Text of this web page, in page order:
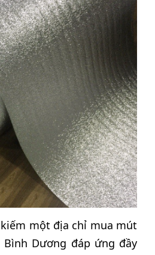
một địa chỉ mua mút
Dương đáp ứng đầy